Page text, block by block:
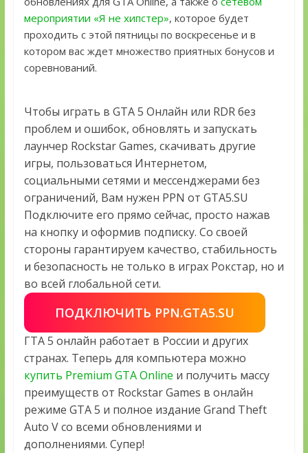
мероприятии «Я не хипстер», которое будет
проходить с этой пятницы по воскресенье и в
котором вас ждет множество приятных бонусов и
соревнований.
Чтобы играть в GTA 5 Онлайн или RDR без
проблем и ошибок, обновлять и запускать
лаунчер Rockstar Games, скачивать другие
игры, пользоваться Интернетом,
социальными сетями и мессенджерами без
ограничений, Вам нужен PPN от GTA5.SU
Подключите его прямо сейчас, просто нажав
на кнопку и оформив подписку. Со своей
стороны гарантируем качество, стабильность
и безопасность не только в играх Рокстар, но и
во всей глобальной сети.
ПОДКЛЮЧИТЬ PPN.GTA5.SU
ГТА 5 онлайн работает в России и других
странах. Теперь для компьютера можно
купить Premium GTA Online и получить массу
преимуществ от Rockstar Games в онлайн
режиме GTA 5 и полное издание Grand Theft
Auto V со всеми обновлениями и
дополнениями. Супер!